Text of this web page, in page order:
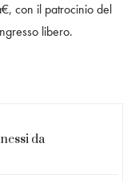
con il patrocinio del
libero.
da